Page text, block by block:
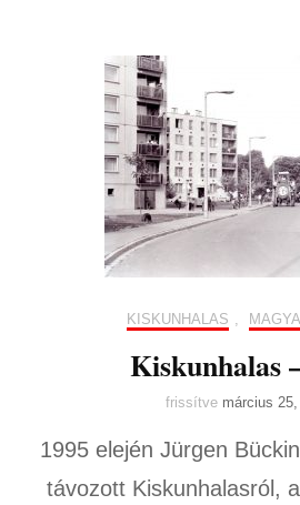
KISKUNHALAS ,
Kiskunhalas
frissítve március
1995 elején Jürgen
távozott Kiskunhalasról,